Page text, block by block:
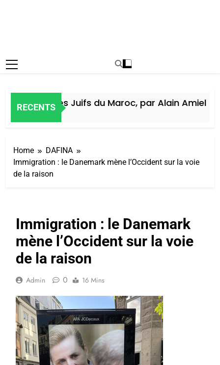
RECENTS
des Juifs du Maroc, par Alain Amiel
Home
DAFINA
Immigration : le Danemark mène l’Occident sur la voie
de la raison
Immigration : le Danemark
mène l’Occident sur la voie
de la raison
Admin 0 16 Mins